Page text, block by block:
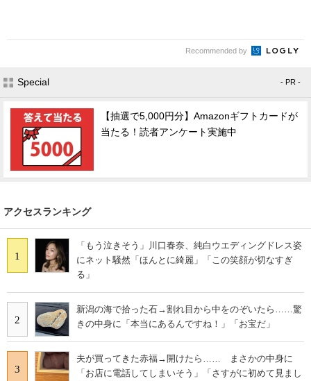
Recommended by
Special - PR -
【抽選で5,000円分】Amazonギフトカードが
当たる！読者アンケート実施中
アクセスランキング
1
「もう泣きそう」川口春奈、純白ウエディングドレス姿
にネット騒然「ほんとに綺麗」「この笑顔が切なすぎ
る」
2
新潟の海で拾った石→割れ目から中をのぞいたら……驚
きの中身に「本当にあるんですね！」「お宝だ」
3
夫が買ってきた赤福→開けたら…… まさかの中身に
「お店に電話してしまいそう」「さすがに初めて見まし